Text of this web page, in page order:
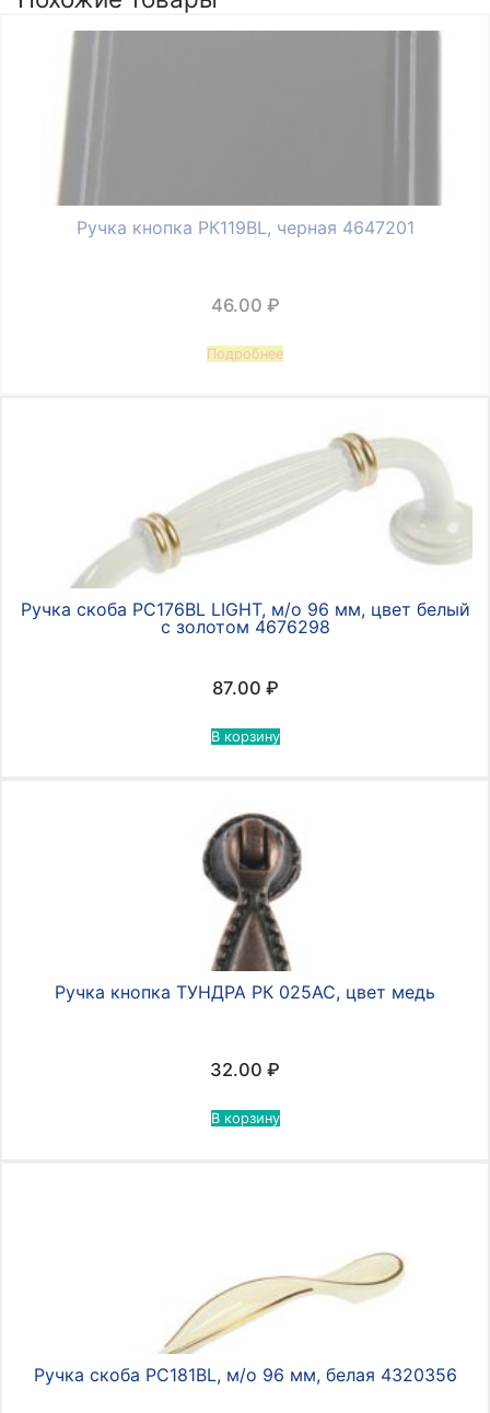
бронза
Ручка кнопка РК119BL, черная 4647201
46.00 ₽
Подробнее
Ручка скоба PC176BL LIGHT, м/о 96 мм, цвет белый
с золотом 4676298
87.00 ₽
В корзину
Ручка кнопка ТУНДРА РК 025АС, цвет медь
32.00 ₽
В корзину
Ручка скоба PC181BL, м/о 96 мм, белая 4320356